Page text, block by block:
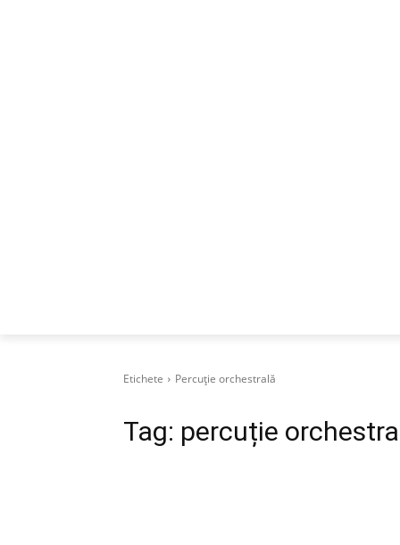
Etichete Percuție orchestrală
Tag: percuție